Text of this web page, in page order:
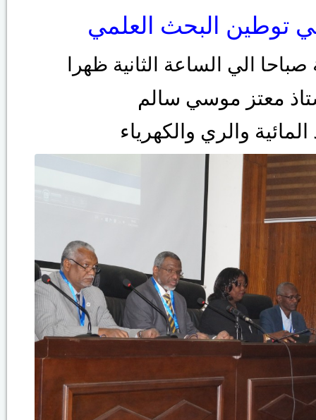
الي الساعة الثانية ظهرا
معتز موسي سالم
والري والكهرياء